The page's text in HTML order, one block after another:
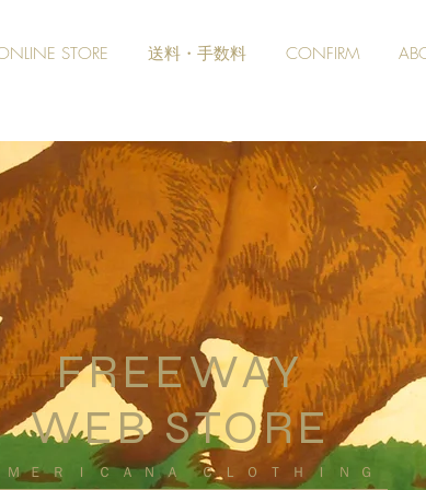
STORE 送料・手数料 CONFIRM
FREEWAY
WEB STORE
ＭＥＲＩＣＡＮＡ ＣＬＯＴＨＩＮＧ